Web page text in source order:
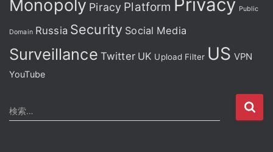
Monopoly Piracy Platform Privacy Public
Domain Russia Security Social Media
Surveillance Twitter UK Upload Filter US VPN
YouTube
検
索
検索…